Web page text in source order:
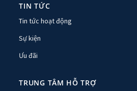
TIN TỨC
Tin tức hoạt động
Sự kiện
Ưu đãi
TRUNG TÂM HỖ TRỢ